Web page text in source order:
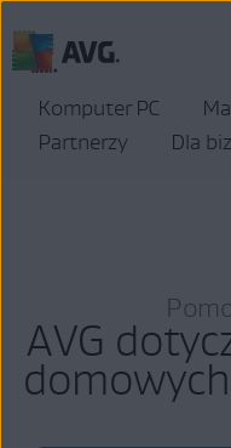
Komputer PC
Partnerzy
Dla
AVG